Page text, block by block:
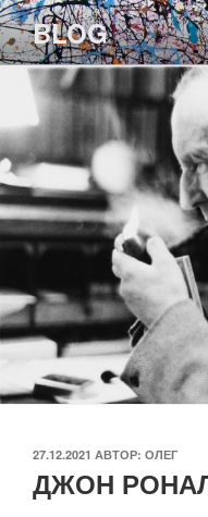
Перейти
к
содержимому
BLOG
ОПУБЛИКОВАНО
27.12.2021 АВТОР: ОЛЕГ
ДЖОН